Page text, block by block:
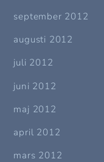
september 2012
augusti 2012
juli 2012
juni 2012
maj 2012
april 2012
mars 2012